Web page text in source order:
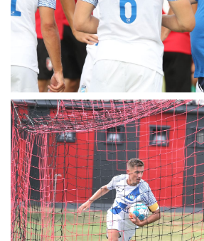
AKKREDITÁCIÓ